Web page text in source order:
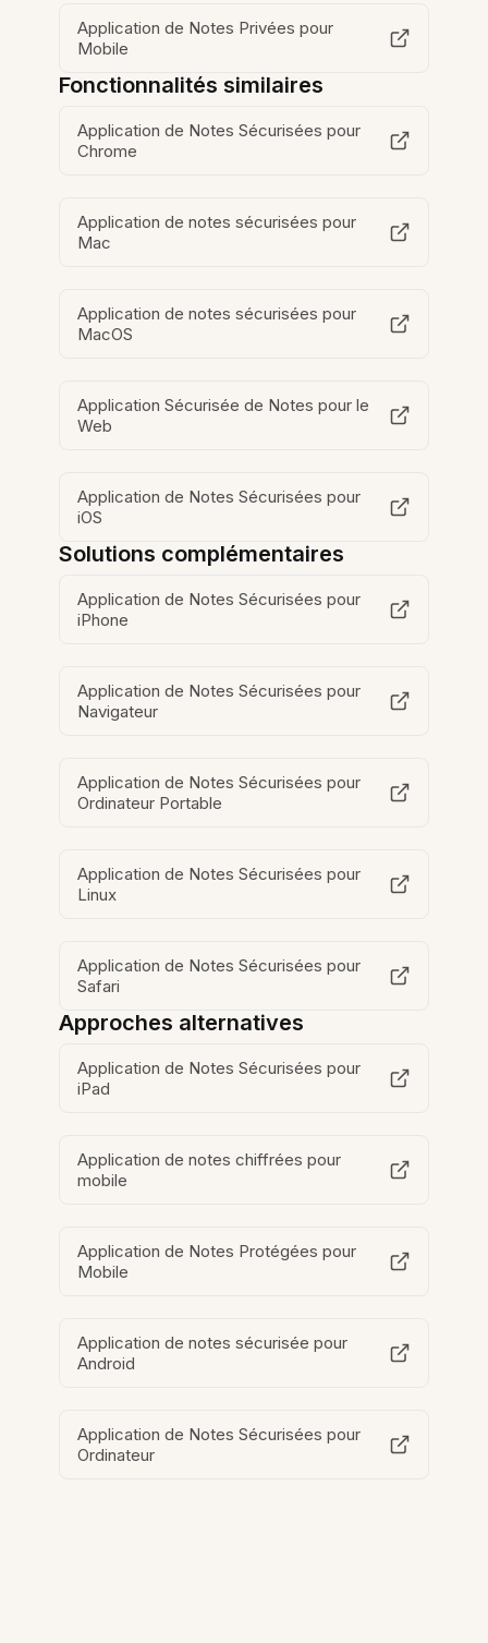
Application de Notes Privées pour
Mobile
Fonctionnalités similaires
Application de Notes Sécurisées pour
Chrome
Application de notes sécurisées pour
Mac
Application de notes sécurisées pour
MacOS
Application Sécurisée de Notes pour le
Web
Application de Notes Sécurisées pour
iOS
Solutions complémentaires
Application de Notes Sécurisées pour
iPhone
Application de Notes Sécurisées pour
Navigateur
Application de Notes Sécurisées pour
Ordinateur Portable
Application de Notes Sécurisées pour
Linux
Application de Notes Sécurisées pour
Safari
Approches alternatives
Application de Notes Sécurisées pour
iPad
Application de notes chiffrées pour
mobile
Application de Notes Protégées pour
Mobile
Application de notes sécurisée pour
Android
Application de Notes Sécurisées pour
Ordinateur